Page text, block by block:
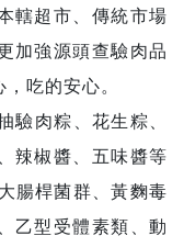
轄超市、傳統市場
加強源頭查驗肉品
吃的安心。
肉粽、花生粽、
辣椒醬、五味醬等
腸桿菌群、黃麴毒
乙型受體素類、動